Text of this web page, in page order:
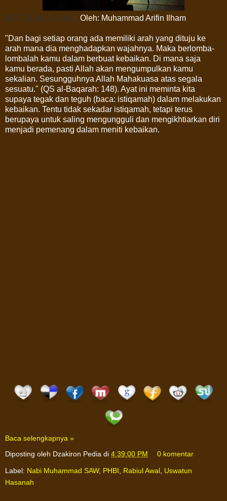
REPUBLIKA.CO.ID, Oleh: Muhammad Arifin Ilham
"Dan bagi setiap orang ada memiliki arah yang dituju ke
arah mana dia menghadapkan wajahnya. Maka berlomba-
lombalah kamu dalam berbuat kebaikan. Di mana saja
kamu berada, pasti Allah akan mengumpulkan kamu
sekalian. Sesungguhnya Allah Mahakuasa atas segala
sesuatu." (QS al-Baqarah: 148). Ayat ini meminta kita
supaya tegak dan teguh (baca: istiqamah) dalam melakukan
kebaikan. Tentu tidak sekadar istiqamah, tetapi terus
berupaya untuk saling mengungguli dan mengikhtiarkan diri
menjadi pemenang dalam meniti kebaikan.
Baca selengkapnya »
Diposting oleh Dzakiron Pedia di 4:39:00 PM 0 komentar
Label: Nabi Muhammad SAW, PHBI, Rabiul Awal, Uswatun
Hasanah